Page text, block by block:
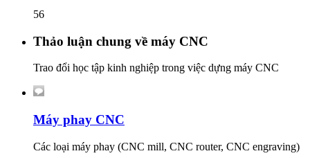
56
Thảo luận chung về máy CNC
Trao đổi học tập kinh nghiệp trong việc dựng máy CNC
Máy phay CNC
Các loại máy phay (CNC mill, CNC router, CNC engraving)